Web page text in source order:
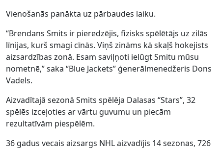
Vienošanās panākta uz pārbaudes laiku.
“Brendans Smits ir pieredzējis, fizisks spēlētājs uz zilās
līnijas, kurš smagi cīnās. Viņš zināms kā skaļš hokejists
aizsardzības zonā. Esam saviļņoti ielūgt Smitu mūsu
nometnē,” saka “Blue Jackets” ģenerālmenedžeris Dons
Vadels.
Aizvadītajā sezonā Smits spēlēja Dalasas “Stars”, 32
spēlēs izceļoties ar vārtu guvumu un piecām
rezultatīvām piespēlēm.
36 gadus vecais aizsargs NHL aizvadījis 14 sezonas, 726